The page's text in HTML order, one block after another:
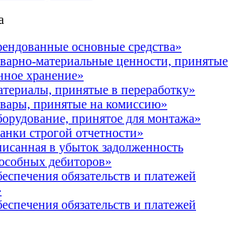
основные средства»
материальные ценности, принятые
хранение»
принятые в переработку»
принятые на комиссию»
принятое для монтажа»
строгой отчетности»
в убыток задолженность
дебиторов»
обязательств и платежей
обязательств и платежей